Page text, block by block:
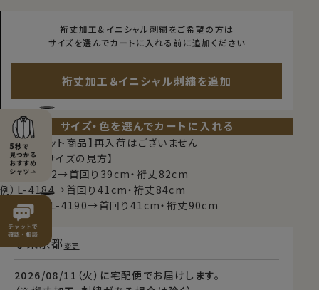
裄丈加工＆イニシャル刺繍をご希望の方は
サイズを選んでカートに入れる前に追加ください
裄丈加工＆イニシャル刺繍を追加
サイズ・色を選んでカートに入れる
【限定スポット商品】再入荷はございません
【シャツのサイズの見方】
例）M-3982→首回り39cm・裄丈82cm
例）L-4184→首回り41cm・裄丈84cm
例）TALL-L-4190→首回り41cm・裄丈90cm
2026/08/11（火） に宅配便 でお届けします。
東京都 変更